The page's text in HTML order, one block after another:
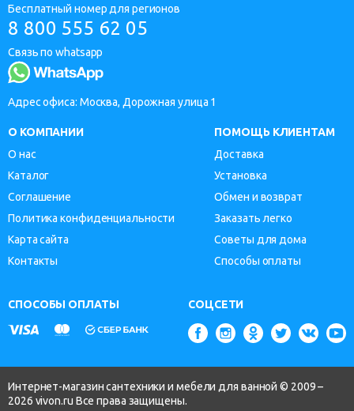
Бесплатный номер для регионов
8 800 555 62 05
Связь по whatsapp
Адрес офиса: Москва, Дорожная улица 1
О КОМПАНИИ
О нас
Каталог
Соглашение
Политика конфиденциальности
Карта сайта
Контакты
ПОМОЩЬ КЛИЕНТАМ
Доставка
Установка
Обмен и возврат
Заказать легко
Советы для дома
Способы оплаты
СПОСОБЫ ОПЛАТЫ СОЦСЕТИ
Интернет-магазин сантехники и мебели для ванной © 2009 –
2026 vivon.ru Все права защищены.